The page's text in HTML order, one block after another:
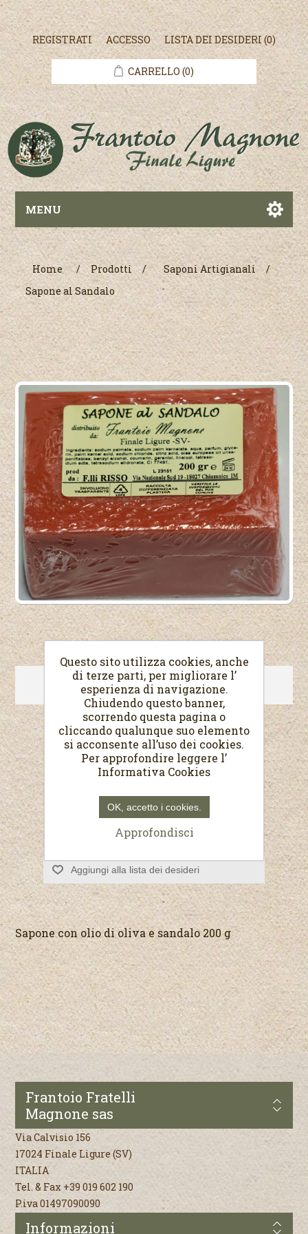
REGISTRATI ACCESSO LISTA DEI DESIDERI(0)
CARRELLO (0)
MENU
Home / Prodotti / Saponi Artigianali
/
Sapone al Sandalo
Spiacenti, questo prodotto non é più disponibile
Sapone al Sandalo
Sapone con olio di oliva e sandalo 200 g
Sapone con olio di oliva e sandalo 200 g
Frantoio Fratelli
Magnone sas
Via Calvisio 156
17024 Finale Ligure (SV)
ITALIA
Tel. & Fax +39 019 602 190
P.iva 01497090090
Informazioni
Questo sito utilizza cookies, anche
di terze parti, per migliorare l’
esperienza di navigazione.
Chiudendo questo banner,
scorrendo questa pagina o
cliccando qualunque suo elemento
si acconsente all’uso dei cookies.
Per approfondire leggere l’
Informativa Cookies
OK, accetto i cookies.
Approfondisci